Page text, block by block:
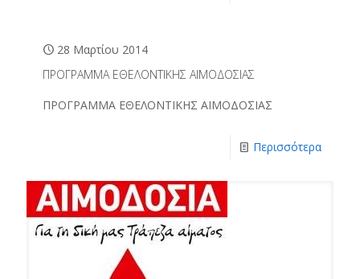
28 Μαρτίου 2014
ΠΡΟΓΡΑΜΜΑ ΕΘΕΛΟΝΤΙΚΗΣ ΑΙΜΟΔΟΣΙΑΣ
ΠΡΟΓΡΑΜΜΑ ΕΘΕΛΟΝΤΙΚΗΣ ΑΙΜΟΔΟΣΙΑΣ
Περισσότερα